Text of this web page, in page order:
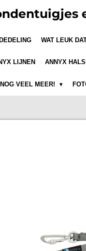
WAT LEUK
LIJNEN ANNYX
VEEL MEER!